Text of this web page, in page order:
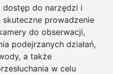
do narzędzi i
prowadzenie
do obserwacji,
podejrzanych działań,
a także
w celu